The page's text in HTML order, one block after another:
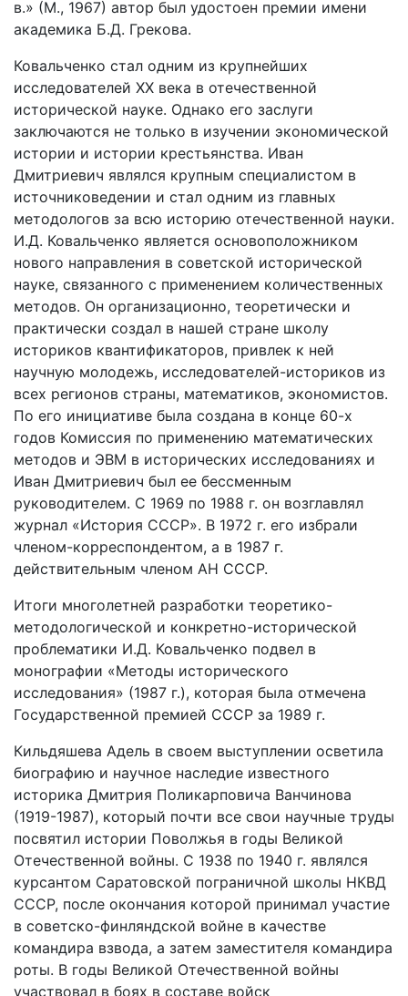
в.» (М., 1967) автор был удостоен премии имени
академика Б.Д. Грекова.
Ковальченко стал одним из крупнейших
исследователей ХХ века в отечественной
исторической науке. Однако его заслуги
заключаются не только в изучении экономической
истории и истории крестьянства. Иван
Дмитриевич являлся крупным специалистом в
источниковедении и стал одним из главных
методологов за всю историю отечественной науки.
И.Д. Ковальченко является основоположником
нового направления в советской исторической
науке, связанного с применением количественных
методов. Он организационно, теоретически и
практически создал в нашей стране школу
историков квантификаторов, привлек к ней
научную молодежь, исследователей-историков из
всех регионов страны, математиков, экономистов.
По его инициативе была создана в конце 60-х
годов Комиссия по применению математических
методов и ЭВМ в исторических исследованиях и
Иван Дмитриевич был ее бессменным
руководителем. С 1969 по 1988 г. он возглавлял
журнал «История СССР». В 1972 г. его избрали
членом-корреспондентом, а в 1987 г.
действительным членом АН СССР.
Итоги многолетней разработки теоретико-
методологической и конкретно-исторической
проблематики И.Д. Ковальченко подвел в
монографии «Методы исторического
исследования» (1987 г.), которая была отмечена
Государственной премией СССР за 1989 г.
Кильдяшева Адель в своем выступлении осветила
биографию и научное наследие известного
историка Дмитрия Поликарповича Ванчинова
(1919-1987), который почти все свои научные труды
посвятил истории Поволжья в годы Великой
Отечественной войны. С 1938 по 1940 г. являлся
курсантом Саратовской пограничной школы НКВД
СССР, после окончания которой принимал участие
в советско-финляндской войне в качестве
командира взвода, а затем заместителя командира
роты. В годы Великой Отечественной войны
участвовал в боях в составе войск